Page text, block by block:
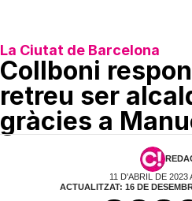
La Ciutat de Barcelona
Collboni
retreu ser
gràcies a
11 D'ABRIL DE 2023
ACTUALITZAT: 16 DE